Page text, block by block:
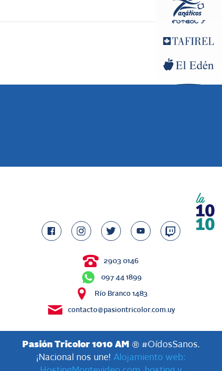
2903 0146
097 44 1899
Río Branco 1483
contacto@pasiontricolor.com.uy
Pasión Tricolor 1010 AM
® #OídosSanos.
¡Nacional nos une! Alojamiento web: